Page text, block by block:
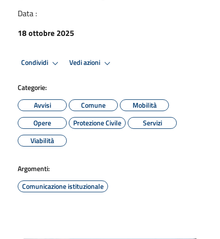
Data :
18 ottobre 2025
Condividi Vedi azioni
Categorie:
Avvisi
Comune
Mobilità
Opere
Protezione Civile
Servizi
Viabilità
Argomenti:
Comunicazione istituzionale